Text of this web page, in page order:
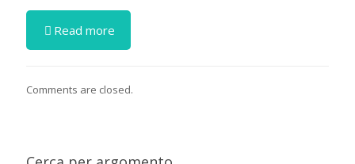
Read more
Comments are closed.